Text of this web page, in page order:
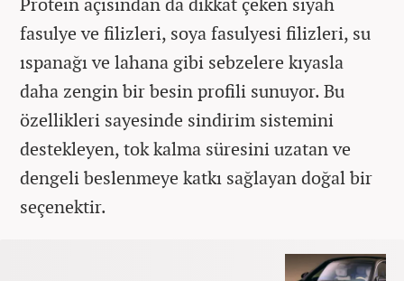
fasulye ve filizleri, soya fasulyesi filizleri, su
ıspanağı ve lahana gibi sebzelere kıyasla
daha zengin bir besin profili sunuyor. Bu
özellikleri sayesinde sindirim sistemini
destekleyen, tok kalma süresini uzatan ve
dengeli beslenmeye katkı sağlayan doğal bir
seçenektir.